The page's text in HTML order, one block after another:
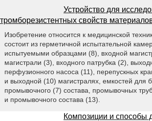
Устройство для
тромборезистентных свойств
Изобретение относится к медицинской
состоит из герметичной испытательной
испытуемыми образцами (8), входной
магистрали (3), входного патрубка (2),
перфузионного насоса (11), перепускных
и выходной (10) магистралях, емкостей для
промывочного (7) состава, промывочных
и промывочного состава (13).
Композиции и способы